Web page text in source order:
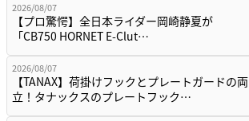
2026/08/07
【プロ驚愕】全日本ライダー岡崎静夏が
「CB750 HORNET E-Clut…
2026/08/07
【TANAX】荷掛けフックとプレートガードの両
立！タナックスのプレートフック…